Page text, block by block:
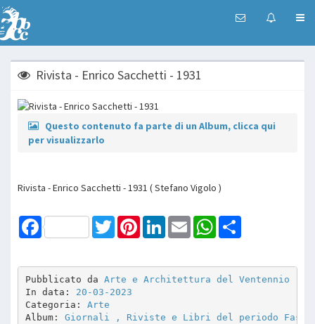
Rivista - Enrico Sacchetti - 1931
Questo contenuto fa parte di un Album, clicca qui
per visualizzarlo
Rivista - Enrico Sacchetti - 1931 ( Stefano Vigolo )
Facebook TwitterPinterestLinkedInEmail WhatsApp
Pubblicato da Arte e Architettura del Ventennio
In data: 20-03-2023
Categoria: Arte
Album: Giornali , Riviste e Libri del periodo